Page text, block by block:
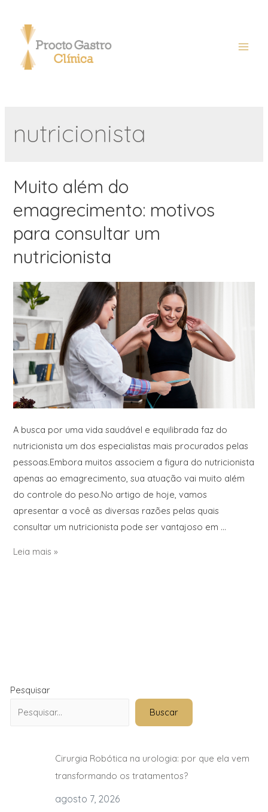
nutricionista
Muito além do
emagrecimento: motivos
para consultar um
nutricionista
A busca por uma vida saudável e equilibrada faz do
nutricionista um dos especialistas mais procurados pelas
pessoas.Embora muitos associem a figura do nutricionista
apenas ao emagrecimento, sua atuação vai muito além
do controle do peso.No artigo de hoje, vamos
apresentar a você as diversas razões pelas quais
consultar um nutricionista pode ser vantajoso em …
Leia mais »
Pesquisar
Buscar
Cirurgia Robótica na urologia: por que ela vem
transformando os tratamentos?
agosto 7, 2026